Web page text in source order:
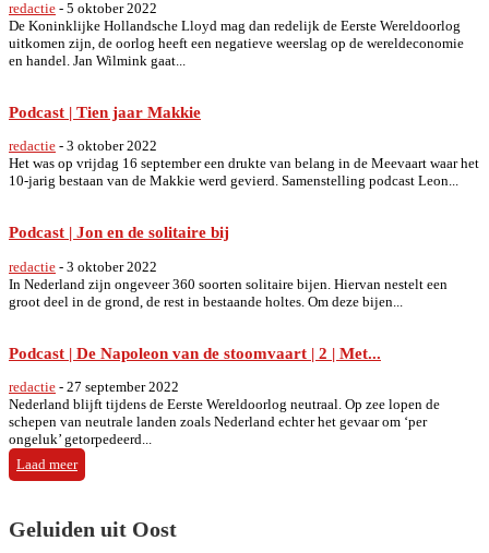
redactie - 5 oktober 2022
De Koninklijke Hollandsche Lloyd mag dan redelijk de Eerste Wereldoorlog
uitkomen zijn, de oorlog heeft een negatieve weerslag op de wereldeconomie
en handel. Jan Wilmink gaat...
Podcast | Tien jaar Makkie
redactie - 3 oktober 2022
Het was op vrijdag 16 september een drukte van belang in de Meevaart waar het
10-jarig bestaan van de Makkie werd gevierd. Samenstelling podcast Leon...
Podcast | Jon en de solitaire bij
redactie - 3 oktober 2022
In Nederland zijn ongeveer 360 soorten solitaire bijen. Hiervan nestelt een
groot deel in de grond, de rest in bestaande holtes. Om deze bijen...
Podcast | De Napoleon van de stoomvaart | 2 | Met...
redactie - 27 september 2022
Nederland blijft tijdens de Eerste Wereldoorlog neutraal. Op zee lopen de
schepen van neutrale landen zoals Nederland echter het gevaar om ‘per
ongeluk’ getorpedeerd...
Laad meer
Geluiden uit Oost